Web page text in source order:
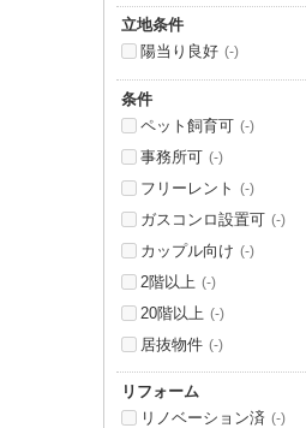
立地条件
陽当り良好 (-)
条件
ペット飼育可 (-)
事務所可 (-)
フリーレント (-)
ガスコンロ設置可 (-)
カップル向け (-)
2階以上 (-)
20階以上 (-)
居抜物件 (-)
リフォーム
リノベーション済 (-)